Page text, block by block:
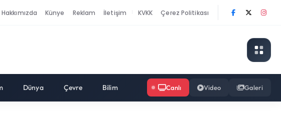
Hakkımızda Künye Reklam İletişim KVKK Çerez Politikası
Dünya Çevre Bilim Canlı Video Galeri